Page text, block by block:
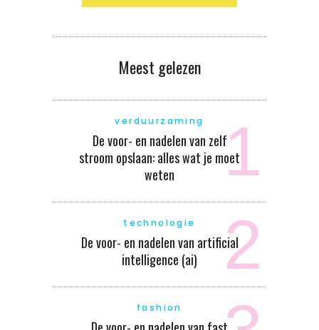
Meest gelezen
verduurzaming
De voor- en nadelen van zelf
stroom opslaan: alles wat je moet
weten
technologie
De voor- en nadelen van artificial
intelligence (ai)
fashion